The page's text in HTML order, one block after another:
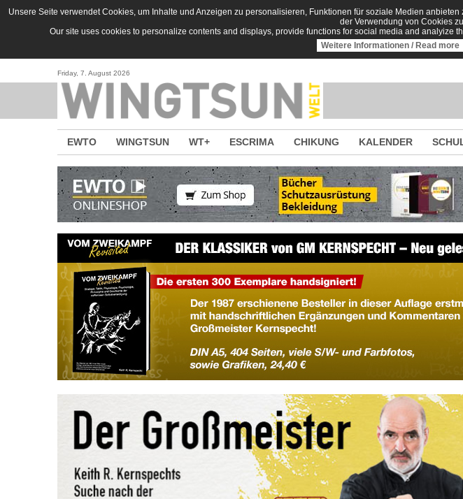
Direkt zum Inhalt
Unsere Seite verwendet Cookies, um Inhalte und Anzeigen zu personalisieren, Funktionen für soziale Medien
der Verwendung von Cookies
Our site uses cookies to personalize contents and displays, provide functions for social media and
Weitere Informationen / Read more
Friday, 7. August 2026
EWTO WINGTSUN WT+ ESCRIMA CHIKUNG KALENDER